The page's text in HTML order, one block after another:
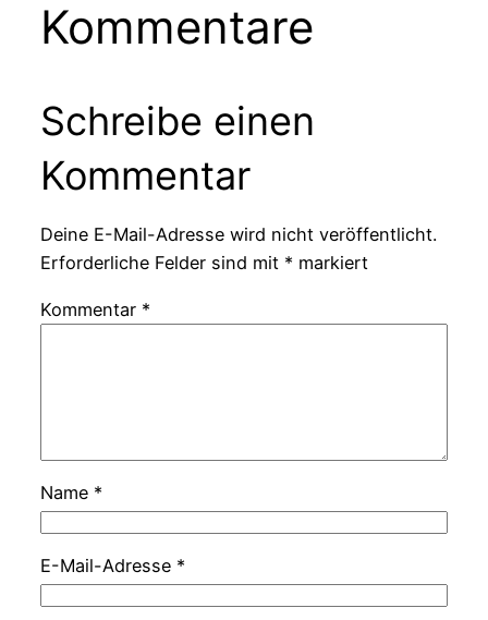
Kommentare
Schreibe einen
Kommentar
Deine E-Mail-Adresse wird nicht veröffentlicht.
Erforderliche Felder sind mit * markiert
Kommentar *
Name *
E-Mail-Adresse *